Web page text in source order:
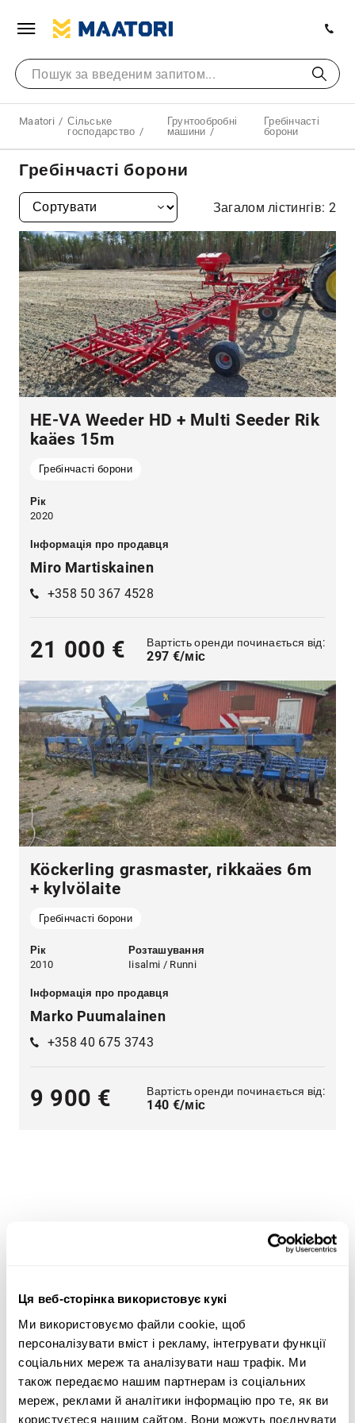
Ця веб-сторінка використовує кукі
Ми використовуємо файли cookie, щоб
персоналізувати вміст і рекламу, інтегрувати функції
соціальних мереж та аналізувати наш трафік. Ми
також передаємо нашим партнерам із соціальних
мереж, реклами й аналітики інформацію про те, як ви
користуєтеся нашим сайтом. Вони можуть поєднувати
Maatori
Сільське
господарство
Грунтообробні
машини
Гребінчасті
борони
Гребінчасті борони
Загалом лістингів: 2
HE-VA Weeder HD + Multi Seeder Rik
kaäes 15m
Гребінчасті борони
Рік
2020
Інформація про продавця
Miro Martiskainen
+358 50 367 4528
21 000 € Вартість оренди починається від:
297 €/міс
Köckerling grasmaster, rikkaäes 6m
+ kylvölaite
Гребінчасті борони
Рік
2010
Розташування
Iisalmi / Runni
Інформація про продавця
Marko Puumalainen
+358 40 675 3743
9 900 € Вартість оренди починається від:
140 €/міс
Широкий асортимент важкої техніки — оптимальні
будівництво,транспорт,сільське господарство
лісове господарствотаземляні роботи
Скористайтеся критеріями пошуку важкої техніки
збоку сторінки, щоб знайти трактор, лісозаготівельне
обладнання, телескопічні навантажувачі або
навантажувачі з ковшем типу «зворотна лопата», що